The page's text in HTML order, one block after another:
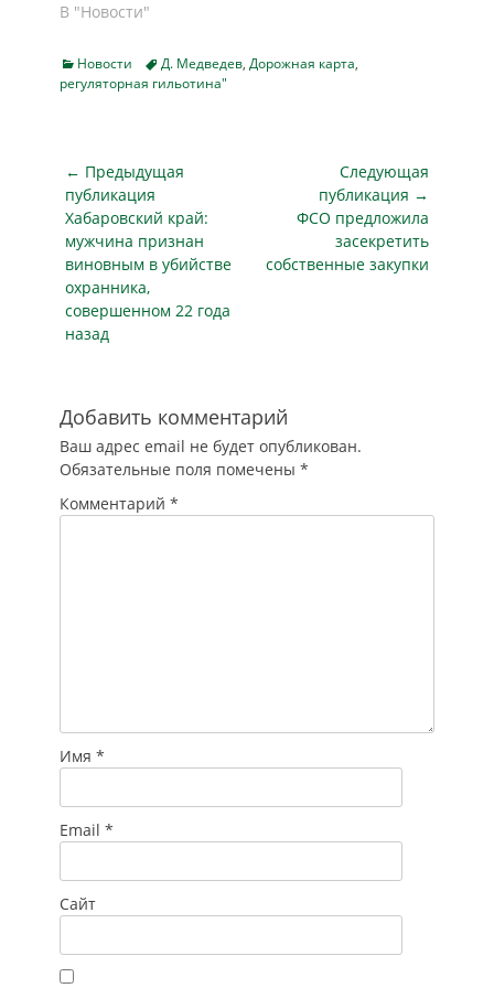
«регуляторной
нему
министерства…
обязательных
гильотины" скоро
действовать.
Сегодня
Правительства
Юрий Любимов дал
комментарий к
подписанному
Дмитрием
Медведевым
документу.
Председатель
Правительства
видов контроля, в
отношении которых
в первоочередном
порядке будет
осуществляться
механизм
В "Новости"
Categories
Новости TagsД. Медведев, Дорожная карта,
регуляторная гильотина"
Навигация
по
записям
← Предыдущая
публикация
Предыдущая
публикация
Хабаровский край:
мужчина признан
виновным в убийстве
охранника,
совершенном 22 года
назад
Следующая
публикация →
Следующая
публикация
ФСО предложила
засекретить
собственные закупки
Добавить комментарий
Ваш адрес email не будет опубликован.
Обязательные поля помечены *
Комментарий *
Имя *
Email *
Сайт